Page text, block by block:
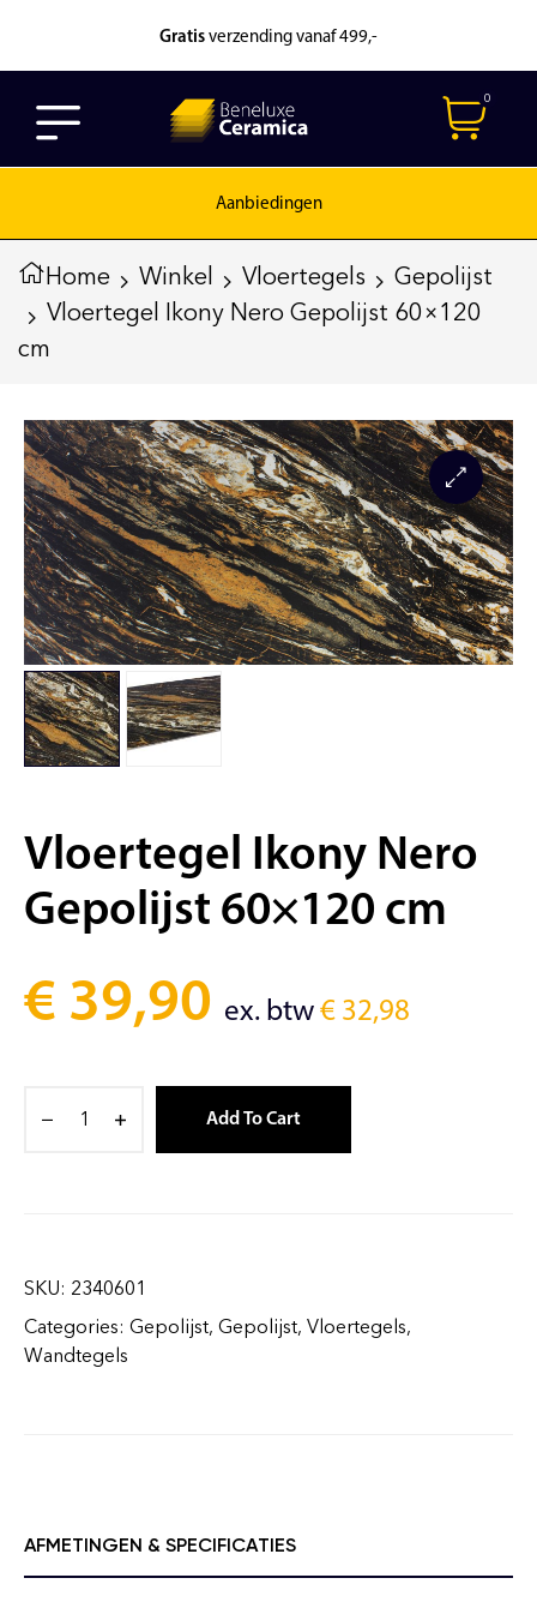
Gratis verzending vanaf 499,-
0
Aanbiedingen
Home Winkel Vloertegels
Gepolijst
Vloertegel Ikony Nero Gepolijst 60×120
cm
Vloertegel Ikony Nero
Gepolijst 60×120 cm
€ 39,90 ex. btw € 32,98
Add To Cart
SKU: 2340601
Categories: Gepolijst, Gepolijst, Vloertegels,
Wandtegels
AFMETINGEN & SPECIFICATIES